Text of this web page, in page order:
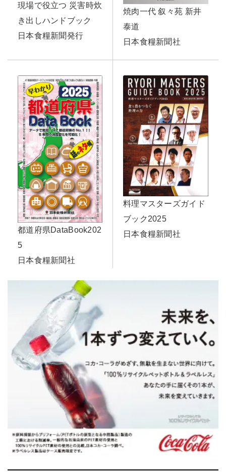
現場で役立つ 災害時炊
き出しハンドブック
日本食糧新聞発行
焼肉一代 叙々苑 新井
泰道
日本食糧新聞社
都道府県DataBook202
5
日本食糧新聞社
料理マスターズガイド
ブック2025
日本食糧新聞社